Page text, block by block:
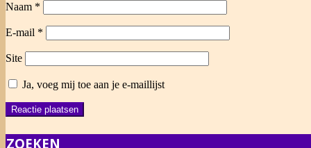
Naam *
E-mail *
Site
Ja, voeg mij toe aan je e-maillijst
ZOEKEN